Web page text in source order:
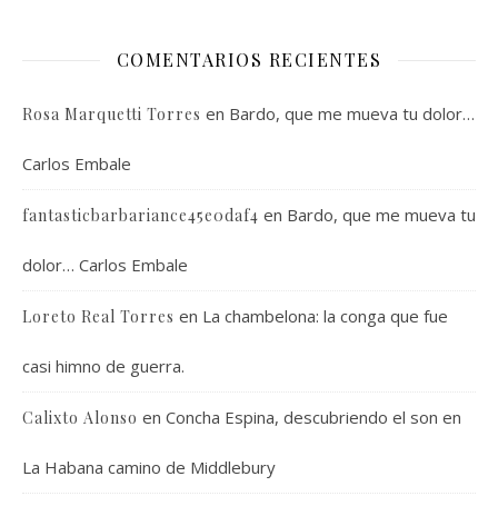
COMENTARIOS RECIENTES
Rosa Marquetti Torres en Bardo, que me mueva tu dolor…
Carlos Embale
fantasticbarbariance45e0daf4 en Bardo, que me mueva tu
dolor… Carlos Embale
Loreto Real Torres en La chambelona: la conga que fue
casi himno de guerra.
Calixto Alonso en Concha Espina, descubriendo el son en
La Habana camino de Middlebury